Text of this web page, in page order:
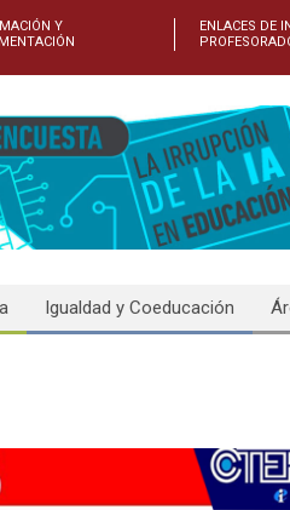
Y
ENLACES DE
Igualdad y Coeducación